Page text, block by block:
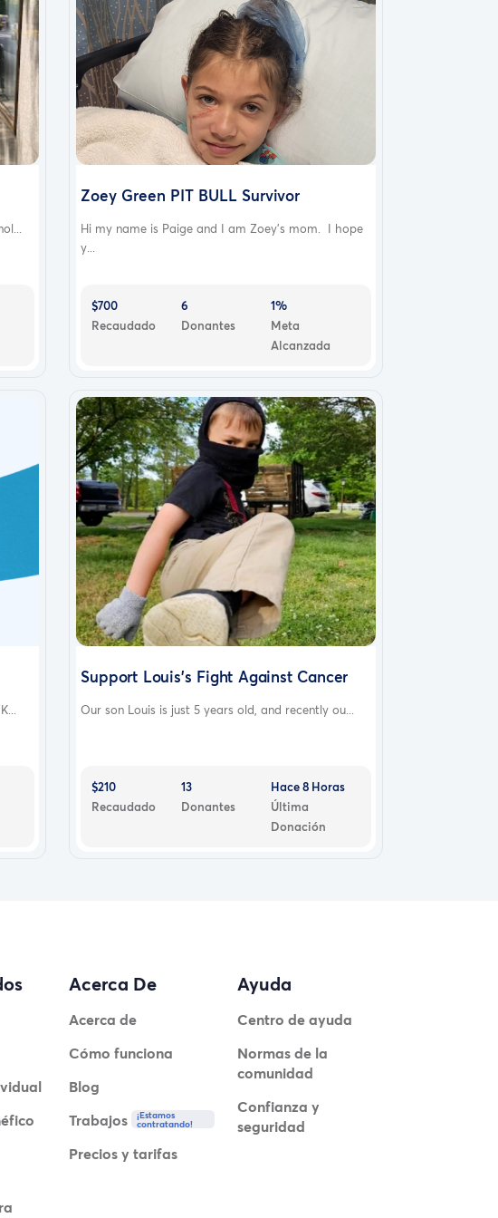
Zoey Green PIT BULL Survivor
Hi my name is Paige and I am Zoey's mom. I hope
y...
$700
Recaudado
6
Donantes
1%
Meta
Alcanzada
Support Louis’s Fight Against Cancer
Our son Louis is just 5 years old, and recently ou...
$210
Recaudado
13
Donantes
Hace 8 Horas
Última
Donación
Acerca De
Acerca de
Cómo funciona
Blog
Trabajos
¡Estamos
contratando!
Precios y tarifas
Ayuda
Centro de ayuda
Normas de la
comunidad
Confianza y
seguridad